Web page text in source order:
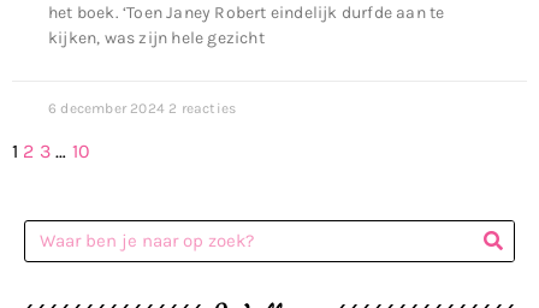
het boek. ‘Toen Janey Robert eindelijk durfde aan te
kijken, was zijn hele gezicht
6 december 2024 2 reacties
1 2 3 … 10